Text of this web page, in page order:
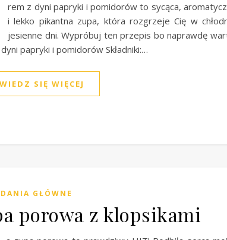
rem z dyni papryki i pomidorów to sycąca,
i lekko pikantna zupa, która rozgrzeje Cię w
jesienne dni. Wypróbuj ten przepis bo naprawdę
papryki i pomidorów Składniki:…
SIĘ WIĘCEJ
DANIA GŁÓWNE
porowa z klopsikami